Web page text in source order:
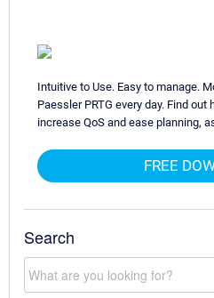
Intuitive to Use. Easy to manage.
Paessler PRTG every day. Find
increase QoS and ease planning,
FREE
Search